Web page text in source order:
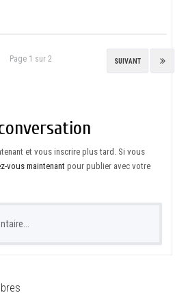
SUIVANT
Page 1 sur 2
et vous inscrire plus tard. Si vous
vous maintenant pour publier avec votre